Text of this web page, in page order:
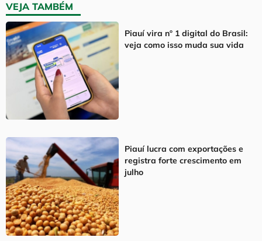
VEJA TAMBÉM
Piauí vira nº 1 digital do Brasil:
veja como isso muda sua vida
Piauí lucra com exportações e
registra forte crescimento em
julho